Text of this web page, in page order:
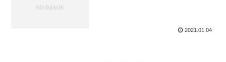
2021.01.04